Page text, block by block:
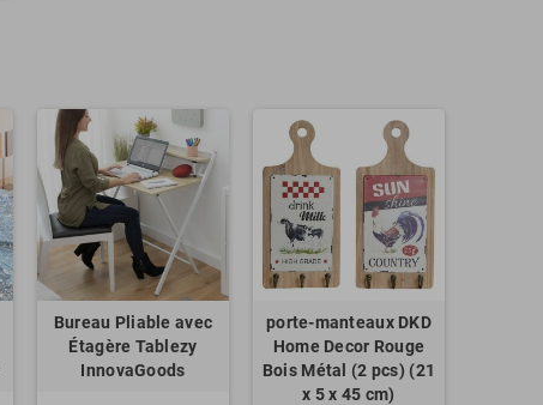
Bureau Pliable avec
Étagère Tablezy
InnovaGoods
porte-manteaux DKD
Home Decor Rouge
Bois Métal (2 pcs) (21
x 5 x 45 cm)